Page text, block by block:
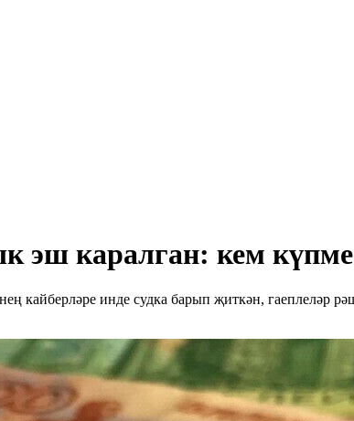
эш каралган: кем
кайберләре инде судка барып җиткән, гаеплеләр